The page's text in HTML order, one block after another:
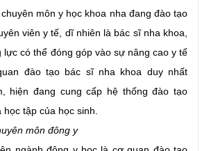
môn y học khoa nha đang đào tạo
viên y tế, dĩ nhiên là bác sĩ nha khoa,
lực có thể đóng góp vào sự nâng cao y tế
đào tạo bác sĩ nha khoa duy nhất
hiện đang cung cấp hệ thống đào tạo
học tập của học sinh.
môn đông y